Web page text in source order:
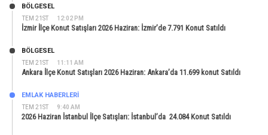
TEM 21ST 12:02 PM
BÖLGESEL
İzmir İlçe Konut Satışları 2026 Haziran: İzmir’de 7.791 Konut Satıldı
TEM 21ST 11:11 AM
BÖLGESEL
Ankara İlçe Konut Satışları 2026 Haziran: Ankara’da 11.699 konut Satıldı
TEM 21ST 9:40 AM
EMLAK HABERLERI
2026 Haziran İstanbul İlçe Satışları: İstanbul’da 24.084 Konut Satıldı